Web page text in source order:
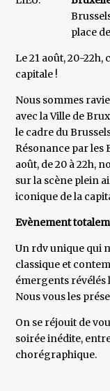
place
Le 21 août, 20-22h,
capitale !
Nous sommes
avec la Ville de
le cadre du
Résonance par les
août, de 20 à 22h,
sur la scène plein
iconique de la
Evènement
Un rdv unique qui
classique et
émergents révélés
Nous vous les
On se réjouit de
soirée inédite,
chorégraphique.